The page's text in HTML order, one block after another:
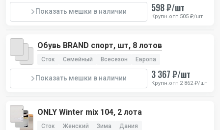
Показать мешки в наличии 598 ₽/шт
Крупн.опт 505 ₽/шт
Обувь BRAND спорт, шт, 8 лотов
Сток Семейный Всесезон Европа
Показать мешки в наличии 3 367 ₽/шт
Крупн.опт 2 862 ₽/шт
ONLY Winter mix 104, 2 лота
Сток Женский Зима Дания